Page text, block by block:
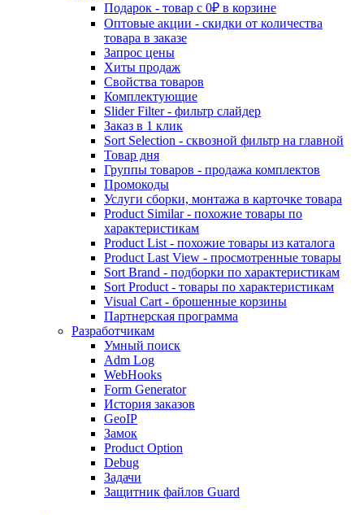
Подарок - товар с 0₽ в корзине
Оптовые акции - скидки от количества
товара в заказе
Запрос цены
Хиты продаж
Свойства товаров
Комплектующие
Slider Filter - фильтр слайдер
Заказ в 1 клик
Sort Selection - сквозной фильтр на главной
Товар дня
Группы товаров - продажа комплектов
Промокоды
Услуги сборки, монтажа в карточке товара
Product Similar - похожие товары по
характеристикам
Product List - похожие товары из каталога
Product Last View - просмотренные товары
Sort Brand - подборки по характеристикам
Sort Product - товары по характеристикам
Visual Cart - брошенные корзины
Партнерская программа
Разработчикам
Умный поиск
Adm Log
WebHooks
Form Generator
История заказов
GeoIP
Замок
Product Option
Debug
Задачи
Защитник файлов Guard